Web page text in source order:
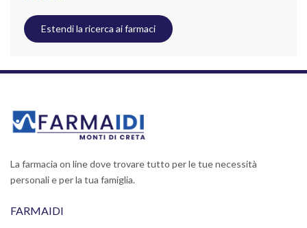
Estendi la ricerca ai farmaci
La farmacia on line dove trovare tutto per le tue necessità
personali e per la tua famiglia.
FARMAIDI